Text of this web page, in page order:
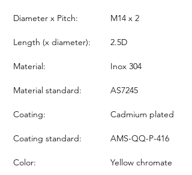
Diameter x Pitch: M14 x 2
Length (x diameter): 2.5D
Material: Inox 304
Material standard: AS7245
Coating: Cadmium plated
Coating standard: AMS-QQ-P-416
Color:
Yellow chromate